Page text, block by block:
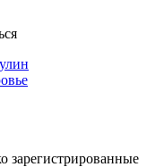
зарегистрированные